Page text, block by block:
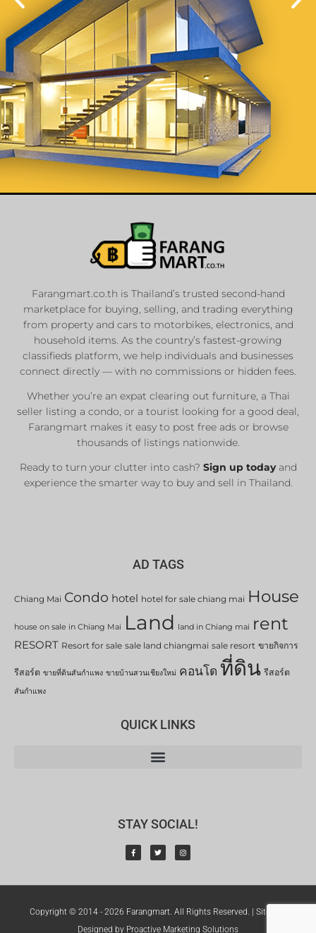
List Your
Properties
Private Sellers
Real Estate Agents
Sale & Rent
List Now
Farangmart.co.th is Thailand’s trusted second-hand
marketplace for buying, selling, and trading everything
from property and cars to motorbikes, electronics, and
household items. As the country’s fastest-growing
classifieds platform, we help individuals and businesses
connect directly — with no commissions or hidden fees.
Whether you’re an expat clearing out furniture, a Thai
seller listing a condo, or a tourist looking for a good deal,
Farangmart makes it easy to post free ads or browse
thousands of listings nationwide.
Ready to turn your clutter into cash? Sign up todayand
experience the smarter way to buy and sell in Thailand.
AD TAGS
Chiang Mai Condo hotel hotel for sale chiang mai House
house on sale in Chiang Mai Land land in Chiang mai rent
RESORT Resort for sale sale land chiangmai sale resort ขายกิจการ
รีสอร์ต ขายที่ดินสันกำแพง ขายบ้านสวนเชียงใหม่ คอนโด ที่ดิน รีสอร์ต
สันกำแพง
QUICK LINKS
STAY SOCIAL!
Copyright © 2014 - 2026 Farangmart. All Rights Reserved. | Sitemap
Designed by Proactive Marketing Solutions